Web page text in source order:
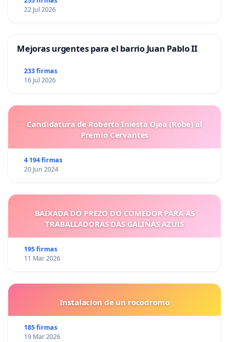
22 Jul 2026
Mejoras urgentes para el barrio Juan Pablo II
233 firmas
16 Jul 2026
Candidatura de Roberto Iniesta Ojea (Robe) al
Premio Cervantes
4 194 firmas
20 Jun 2024
BAIXADA DO PREZO DO COMEDOR PARA AS
TRABALLADORAS DAS GALIÑAS AZUIS
195 firmas
11 Mar 2026
Instalacion de un rocodromo
185 firmas
19 Mar 2026